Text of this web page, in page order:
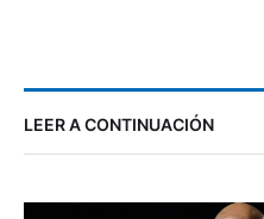
LEER A CONTINUACIÓN